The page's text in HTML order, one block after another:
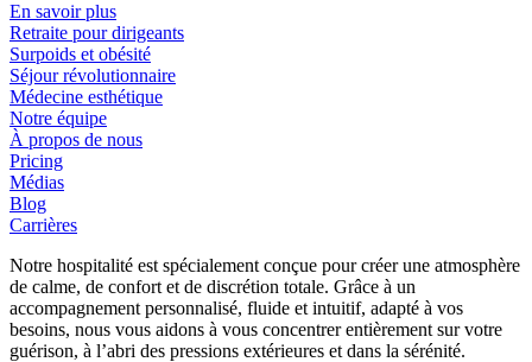
En savoir plus
Retraite pour dirigeants
Surpoids et obésité
Séjour révolutionnaire
Médecine esthétique
Notre équipe
À propos de nous
Pricing
Médias
Blog
Carrières
Notre hospitalité est spécialement conçue pour créer une atmosphère
de calme, de confort et de discrétion totale. Grâce à un
accompagnement personnalisé, fluide et intuitif, adapté à vos
besoins, nous vous aidons à vous concentrer entièrement sur votre
guérison, à l’abri des pressions extérieures et dans la sérénité.